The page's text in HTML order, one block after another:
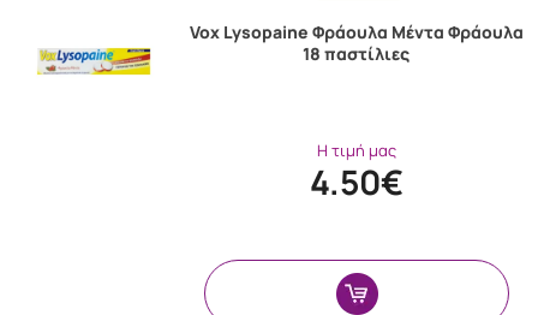
Vox Lysopaine Φράουλα Μέντα Φράουλα
18 παστίλιες
Η τιμή μας
4.50€